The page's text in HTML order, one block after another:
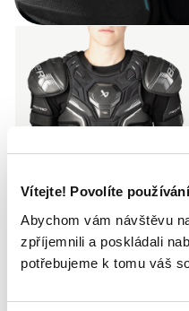
Vítejte! Povolíte
Abychom vám návštěvu
zpříjemnili a poskládali
potřebujeme k tomu váš
JUNIOR
Ramena Supreme F50
3 799 Kč